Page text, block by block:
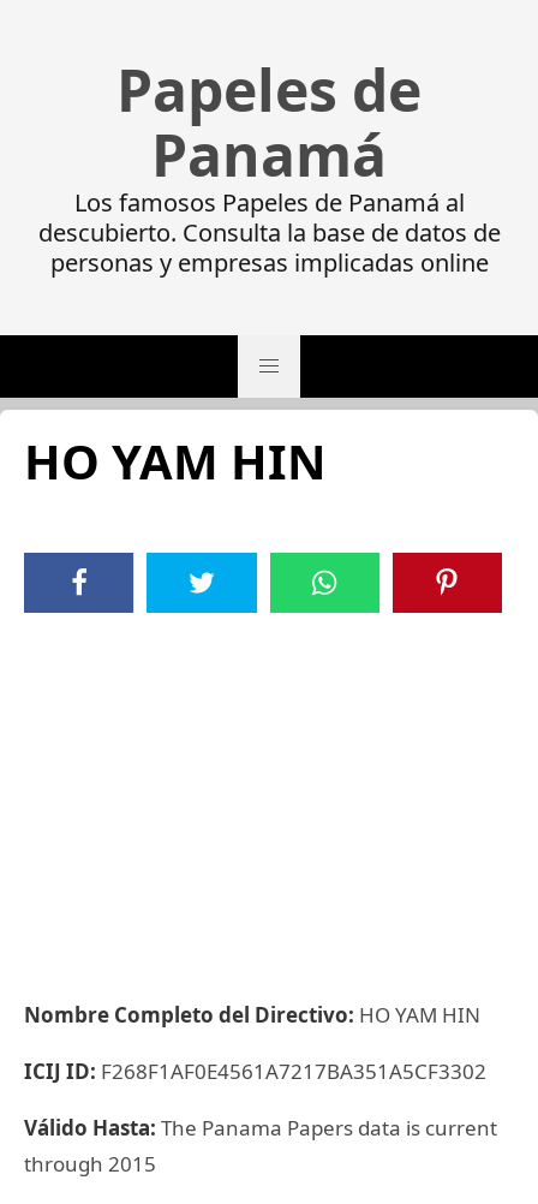
Papeles de
Panamá
Los famosos Papeles de Panamá al
descubierto. Consulta la base de datos de
personas y empresas implicadas online
HO YAM HIN
Nombre Completo del Directivo: HO YAM HIN
ICIJ ID: F268F1AF0E4561A7217BA351A5CF3302
Válido Hasta: The Panama Papers data is current
through 2015